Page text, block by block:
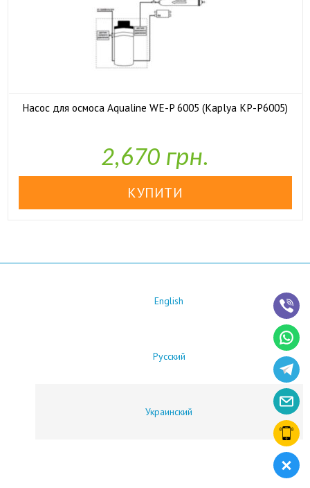
Насос для осмоса Aqualine WE-P 6005 (Kaplya KP-P6005)
2,670 грн.
English
Русский
Украинский